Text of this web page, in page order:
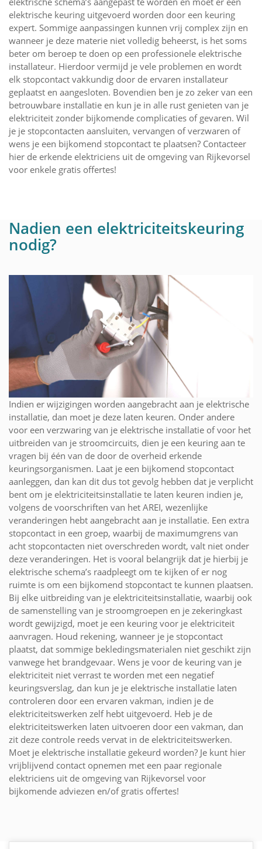
elektrische keuring uitgevoerd worden door een keuring
expert. Sommige aanpassingen kunnen vrij complex zijn en
wanneer je deze materie niet volledig beheerst, is het soms
beter om beroep te doen op een professionele elektrische
installateur. Hierdoor vermijd je vele problemen en wordt
elk stopcontact vakkundig door de ervaren installateur
geplaatst en aangesloten. Bovendien ben je zo zeker van een
betrouwbare installatie en kun je in alle rust genieten van je
elektriciteit zonder bijkomende complicaties of gevaren. Wil
je je stopcontacten aansluiten, vervangen of verzwaren of
wens je een bijkomend stopcontact te plaatsen? Contacteer
hier de erkende elektriciens uit de omgeving van Rijkevorsel
voor enkele gratis offertes!
Nadien een elektriciteitskeuring
nodig?
Indien er wijzigingen worden aangebracht aan je elektrische
installatie, dan moet je deze laten keuren. Onder andere
voor een verzwaring van je elektrische installatie of voor het
uitbreiden van je stroomcircuits, dien je een keuring aan te
vragen bij één van de door de overheid erkende
keuringsorganismen. Laat je een bijkomend stopcontact
aanleggen, dan kan dit dus tot gevolg hebben dat je verplicht
bent om je elektriciteitsinstallatie te laten keuren indien je,
volgens de voorschriften van het AREI, wezenlijke
veranderingen hebt aangebracht aan je installatie. Een extra
stopcontact in een groep, waarbij de maximumgrens van
acht stopcontacten niet overschreden wordt, valt niet onder
deze veranderingen. Het is vooral belangrijk dat je hierbij je
elektrische schema’s raadpleegt om te kijken of er nog
ruimte is om een bijkomend stopcontact te kunnen plaatsen.
Bij elke uitbreiding van je elektriciteitsinstallatie, waarbij ook
de samenstelling van je stroomgroepen en je zekeringkast
wordt gewijzigd, moet je een keuring voor je elektriciteit
aanvragen. Houd rekening, wanneer je je stopcontact
plaatst, dat sommige bekledingsmaterialen niet geschikt zijn
vanwege het brandgevaar. Wens je voor de keuring van je
elektriciteit niet verrast te worden met een negatief
keuringsverslag, dan kun je je elektrische installatie laten
controleren door een ervaren vakman, indien je de
elektriciteitswerken zelf hebt uitgevoerd. Heb je de
elektriciteitswerken laten uitvoeren door een vakman, dan
zit deze controle reeds vervat in de elektriciteitswerken.
Moet je elektrische installatie gekeurd worden? Je kunt hier
vrijblijvend contact opnemen met een paar regionale
elektriciens uit de omgeving van Rijkevorsel voor
bijkomende adviezen en/of gratis offertes!